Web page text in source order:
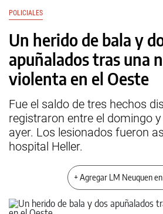
POLICIALES
Un herido de bala y
apuñalados tras una
violenta en el Oeste
Fue el saldo de tres hechos
registraron entre el domingo
ayer. Los lesionados fueron
hospital Heller.
+ Agregar LM Neuquen en